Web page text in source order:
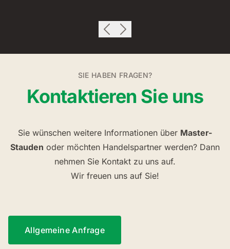
SIE HABEN FRAGEN?
Kontaktieren Sie uns
Sie wünschen weitere Informationen über Master-
Stauden oder möchten Handelspartner werden? Dann
nehmen Sie Kontakt zu uns auf.
Wir freuen uns auf Sie!
Allgemeine Anfrage